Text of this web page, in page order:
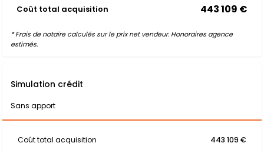
Coût total acquisition 443 109 €
* Frais de notaire calculés sur le prix net vendeur. Honoraires agence
estimés.
Simulation crédit
Sans apport
Coût total acquisition 443 109 €